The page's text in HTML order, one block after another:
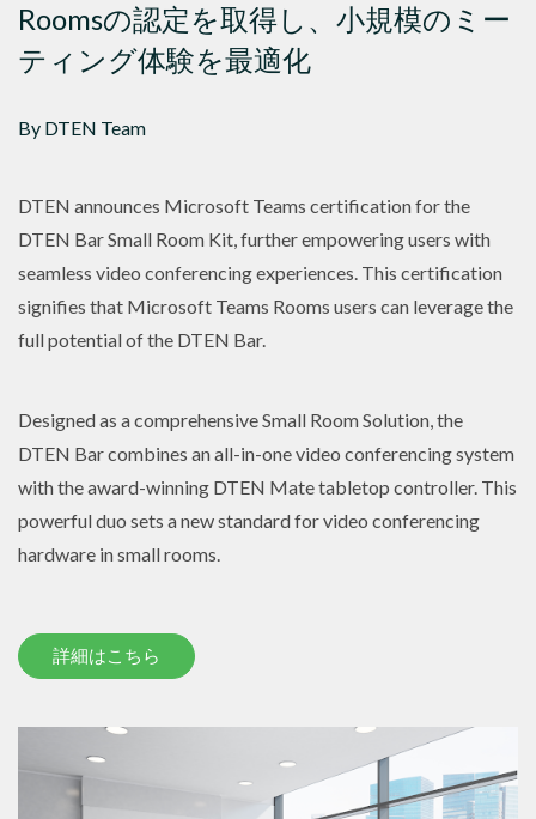
Roomsの認定を取得し、小規模のミー
ティング体験を最適化
By DTEN Team
DTEN announces Microsoft Teams certification for the
DTEN Bar Small Room Kit, further empowering users with
seamless video conferencing experiences. This certification
signifies that Microsoft Teams Rooms users can leverage the
full potential of the DTEN Bar.
Designed as a comprehensive Small Room Solution, the
DTEN Bar combines an all-in-one video conferencing system
with the award-winning DTEN Mate tabletop controller. This
powerful duo sets a new standard for video conferencing
hardware in small rooms.
詳細はこちら